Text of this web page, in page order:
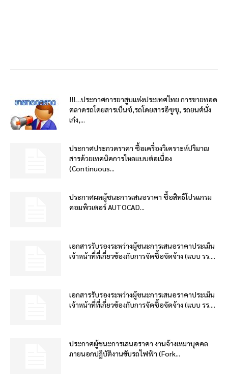
!!!…ประกาศการยาสูบแห่งประเทศไทย การขายทอด
ตลาดรถโดยสารเบ็นซ์,รถโดยสารอีซูซุ, รถยนต์นั่ง
เก๋ง,...
ประกาศประกวดราคา ซื้อเครื่องวิเคราะห์ปริมาณ
สารด้วยเทคนิคการไหลแบบต่อเนื่อง
(Continuous...
ประกาศผลผู้ชนะการเสนอราคา ซื้อสิทธิโปรแกรม
คอมพิวเตอร์ AUTOCAD...
เอกสารรับรองระหว่างผู้ชนะการเสนอราคาประเมิน
เจ้าหน้าที่ที่เกี่ยวข้องกับการจัดซื้อจัดจ้าง (แบบ รร....
เอกสารรับรองระหว่างผู้ชนะการเสนอราคาประเมิน
เจ้าหน้าที่ที่เกี่ยวข้องกับการจัดซื้อจัดจ้าง (แบบ รร....
ประกาศผู้ชนะการเสนอราคา งานจ้างเหมาบุคคล
ภายนอกปฏิบัติงานขับรถไฟฟ้า (Fork...